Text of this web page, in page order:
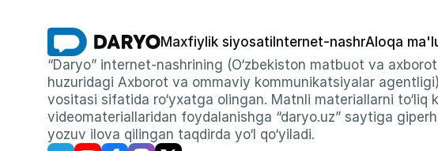
Maxfiylik siyosati Internet-nashrAloqa
“Daryo” internet-nashrining (O‘zbekiston matbuot va
huzuridagi Axborot va ommaviy kommunikatsiyalar
vositasi sifatida ro‘yxatga olingan. Matnli materiallarni
videomateriallaridan foydalanishga “daryo.uz” saytiga
yozuv ilova qilingan taqdirda yo‘l qo‘yiladi.